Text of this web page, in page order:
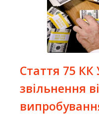
Стаття 75 КК
звільнення